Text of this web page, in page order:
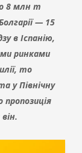
8 млн т
— 15
в Іспанію,
ринками
то
у Північну